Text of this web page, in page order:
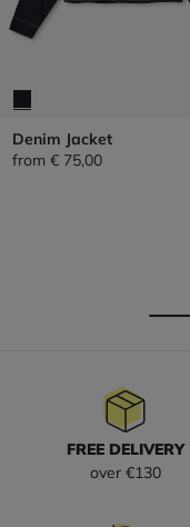
Denim Jacket
from € 75,00
FREE DELIVERY
over €130